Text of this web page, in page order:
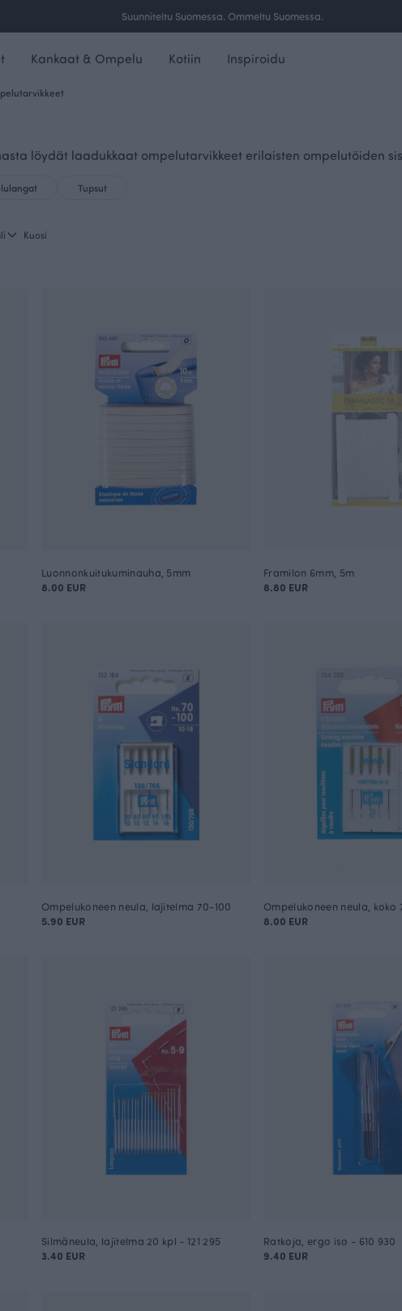
Ilmainen toimitus yli 100 € tilauksille Suomessa.
Kankaat & Ompelu Kotiin Inspiroidu
löydät laadukkaat ompelutarvikkeet erilaisten ompelutöiden
Tupsut
Kuosi
Luonnonkuitukuminauha, 5mm
8.00 EUR
Framilon 6mm, 5m
8.80 EUR
Ompelukoneen neula, lajitelma 70-100
5.90 EUR
Ompelukoneen neula, koko
8.00 EUR
Silmäneula, lajitelma 20 kpl - 121 295
3.40 EUR
Ratkoja, ergo iso - 610 930
9.40 EUR